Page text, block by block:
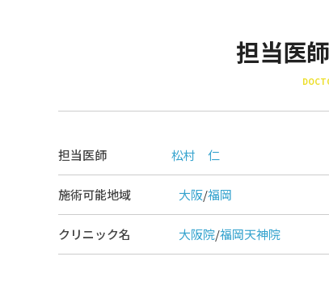
担当医
担当医師 松村 仁
施術可能地域 大阪/福岡
クリニック名 大阪院/福岡天神院